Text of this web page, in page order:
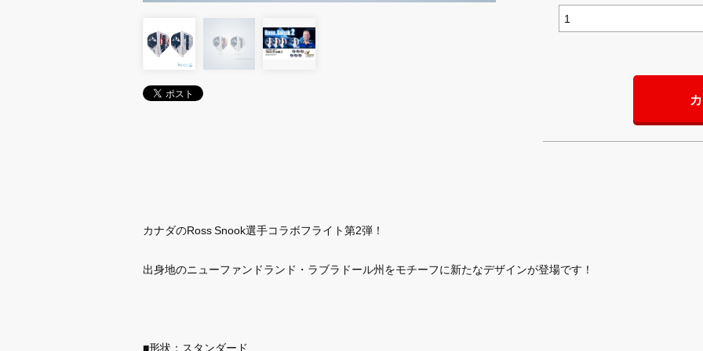
カナダのRoss Snook選手コラボフライト第2弾！
出身地のニューファンドランド・ラブラドール州をモチーフに新たなデザインが登場です！
■形状：スタンダード